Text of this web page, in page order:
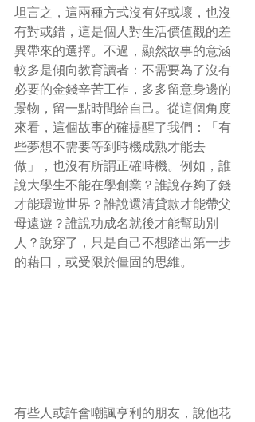
坦言之，這兩種方式沒有好或壞，也沒
有對或錯，這是個人對生活價值觀的差
異帶來的選擇。不過，顯然故事的意涵
較多是傾向教育讀者：不需要為了沒有
必要的金錢辛苦工作，多多留意身邊的
景物，留一點時間給自己。從這個角度
來看，這個故事的確提醒了我們：「有
些夢想不需要等到時機成熟才能去
做」，也沒有所謂正確時機。例如，誰
說大學生不能在學創業？誰說存夠了錢
才能環遊世界？誰說還清貸款才能帶父
母遠遊？誰說功成名就後才能幫助別
人？說穿了，只是自己不想踏出第一步
的藉口，或受限於僵固的思維。
有些人或許會嘲諷亨利的朋友，說他花